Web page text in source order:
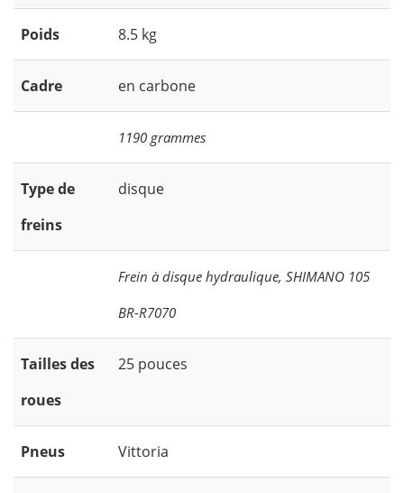
Poids 8.5 kg
Cadre en carbone
1190 grammes
Type de
freins
disque
Frein à disque hydraulique, SHIMANO 105
BR-R7070
Tailles des
roues
25 pouces
Pneus Vittoria